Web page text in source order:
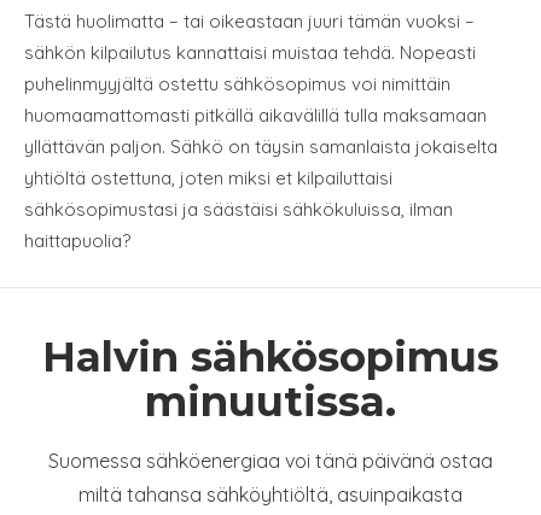
Tästä huolimatta – tai oikeastaan juuri tämän vuoksi –
sähkön kilpailutus kannattaisi muistaa tehdä. Nopeasti
puhelinmyyjältä ostettu sähkösopimus voi nimittäin
huomaamattomasti pitkällä aikavälillä tulla maksamaan
yllättävän paljon. Sähkö on täysin samanlaista jokaiselta
yhtiöltä ostettuna, joten miksi et kilpailuttaisi
sähkösopimustasi ja säästäisi sähkökuluissa, ilman
haittapuolia?
Halvin sähkösopimus
minuutissa.
Suomessa sähköenergiaa voi tänä päivänä ostaa
miltä tahansa sähköyhtiöltä, asuinpaikasta